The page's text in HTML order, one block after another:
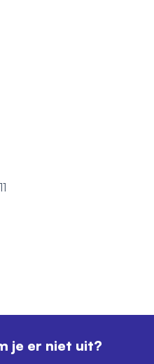
je er niet uit?